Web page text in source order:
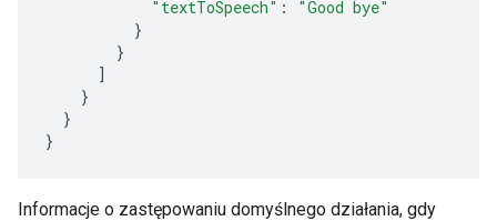
"textToSpeech" :
"Good bye"
}
}
]
}
}
}
Informacje o zastępowaniu domyślnego działania, gdy